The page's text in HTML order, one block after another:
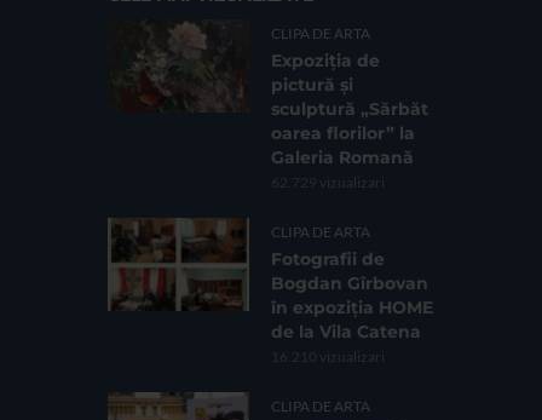
CLIPA DE ARTA
Expoziția de
pictură și
sculptură „Sărbăt
oarea florilor” la
Galeria Romană
62.729 vizualizari
CLIPA DE ARTA
Fotografii de
Bogdan Gîrbovan
în expoziția HOME
de la Vila Catena
16.210 vizualizari
CLIPA DE ARTA